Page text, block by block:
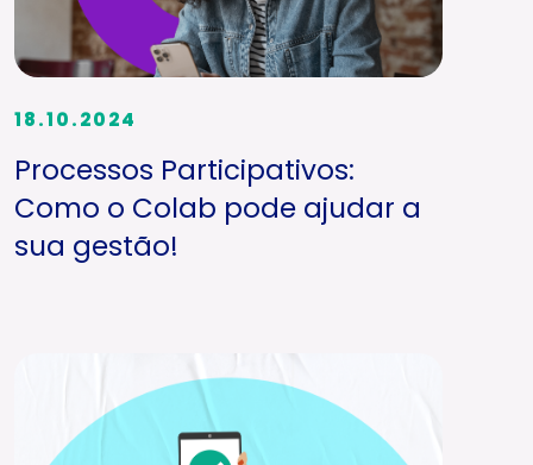
18.10.2024
Processos Participativos:
Como o Colab pode ajudar a
sua gestão!